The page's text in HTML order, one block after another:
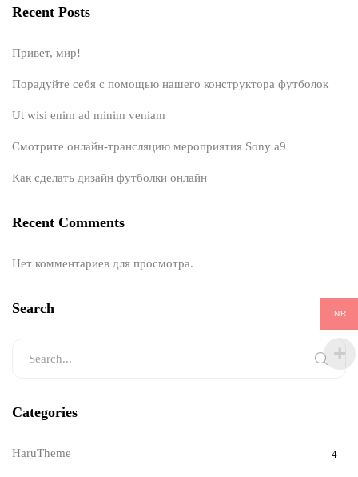
Recent Posts
Привет, мир!
Порадуйте себя с помощью нашего конструктора футболок
Ut wisi enim ad minim veniam
Смотрите онлайн-трансляцию мероприятия Sony a9
Как сделать дизайн футболки онлайн
Recent Comments
Нет комментариев для просмотра.
Search
Categories
HaruTheme 4
INR